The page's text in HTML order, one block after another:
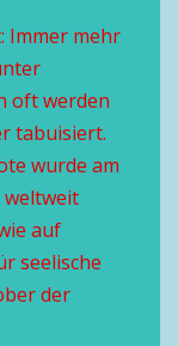
Immer mehr
oft werden
tabuisiert.
wurde am
weltweit
auf
seelische
der